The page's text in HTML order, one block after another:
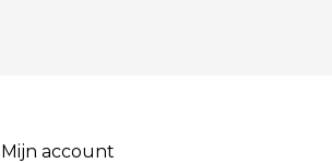
Mijn account